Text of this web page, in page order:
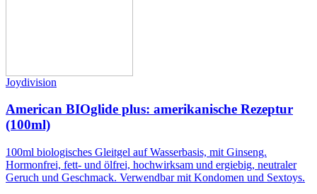
Joydivision
American BIOglide plus: amerikanische Rezeptur
(100ml)
100ml biologisches Gleitgel auf Wasserbasis, mit Ginseng.
Hormonfrei, fett- und ölfrei, hochwirksam und ergiebig, neutraler
Geruch und Geschmack. Verwendbar mit Kondomen und Sextoys.